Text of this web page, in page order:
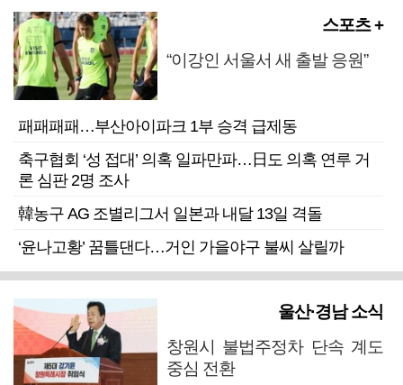
스포츠 +
“이강인 서울서 새 출발 응원”
패패패패…부산아이파크 1부 승격 급제동
축구협회 ‘성 접대’ 의혹 일파만파…日도 의혹 연루 거
론 심판 2명 조사
韓농구 AG 조별리그서 일본과 내달 13일 격돌
‘윤나고황’ 꿈틀댄다…거인 가을야구 불씨 살릴까
울산·경남 소식
창원시 불법주정차 단속 계도
중심 전환